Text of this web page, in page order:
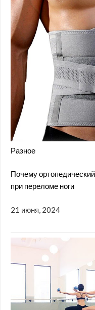
Разное
Почему
при переломе ноги
21 июня, 2024